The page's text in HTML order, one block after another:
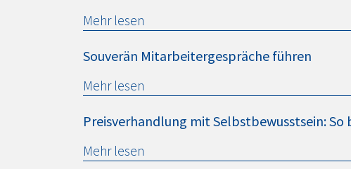
Mehr lesen
Souverän Mitarbeitergespräche führen
Mehr lesen
Preisverhandlung mit Selbstbewusstsein: So
Mehr lesen